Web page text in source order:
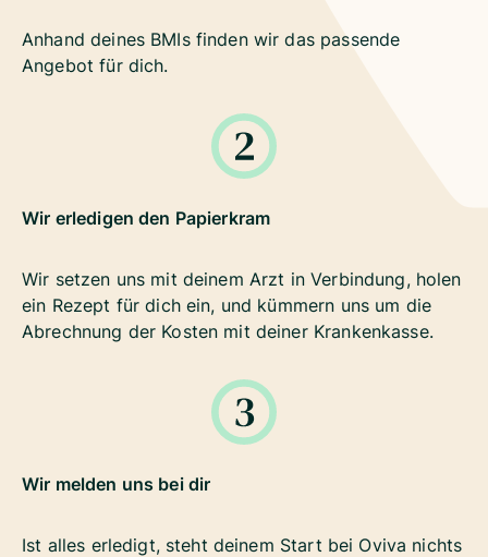
Anhand deines BMIs finden wir das passende
Angebot für dich.
Wir erledigen den Papierkram
Wir setzen uns mit deinem Arzt in Verbindung, holen
ein Rezept für dich ein, und kümmern uns um die
Abrechnung der Kosten mit deiner Krankenkasse.
Wir melden uns bei dir
Ist alles erledigt, steht deinem Start bei Oviva nichts